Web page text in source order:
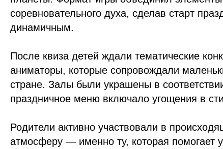
соревновательного духа, сделав старт
динамичным.
После квиза детей ждали тематические
аниматоры, которые сопровождали
стране. Залы были украшены в
праздничное меню включало угощения в
Родители активно участвовали в
атмосферу — именно ту, которая помогает